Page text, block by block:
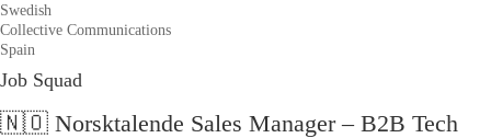
Swedish
Collective Communications
Spain
Job Squad
🇳🇴 Norsktalende Sales Manager – B2B Tech